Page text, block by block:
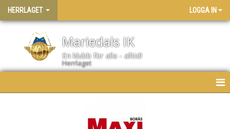
HERRLAGET LOGGA IN
Mariedals IK
En klubb för alla - alltid!
Herrlaget